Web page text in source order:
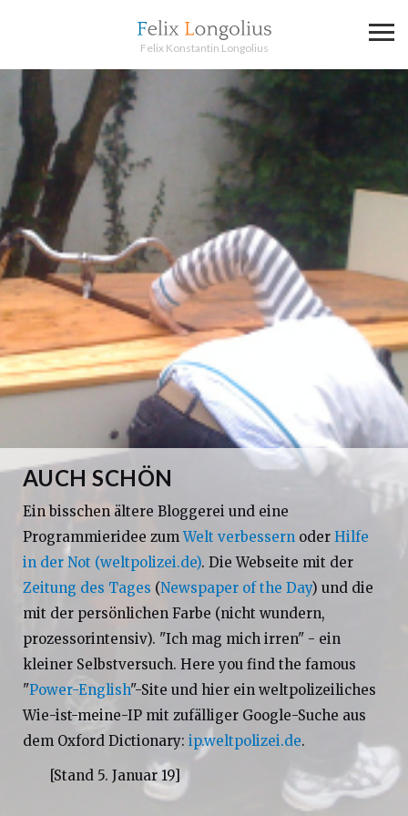
Felix Konstantin Longolius
AUCH SCHÖN
Ein bisschen ältere Bloggerei und eine
Programmieridee zumWelt verbessern oder Hilfe
in der Not (weltpolizei.de). Die Webseite mit der
Zeitung des Tages (Newspaper of the Day) und die
mit der persönlichen Farbe (nicht wundern,
prozessorintensiv). "Ich mag mich irren" - ein
kleiner Selbstversuch. Here you find the famous
"Power-English"-Site und hier ein weltpolizeiliches
Wie-ist-meine-IP mit zufälliger Google-Suche aus
dem Oxford Dictionary: ip.weltpolizei.de.
[Stand 5. Januar 19]